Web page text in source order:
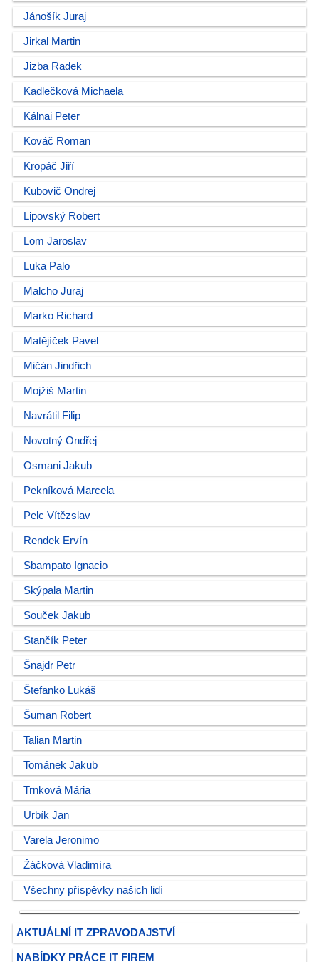
Jánošík Juraj
Jirkal Martin
Jizba Radek
Kadlečková Michaela
Kálnai Peter
Kováč Roman
Kropáč Jiří
Kubovič Ondrej
Lipovský Robert
Lom Jaroslav
Luka Palo
Malcho Juraj
Marko Richard
Matějíček Pavel
Mičán Jindřich
Mojžiš Martin
Navrátil Filip
Novotný Ondřej
Osmani Jakub
Pekníková Marcela
Pelc Vítězslav
Rendek Ervín
Sbampato Ignacio
Skýpala Martin
Souček Jakub
Stančík Peter
Šnajdr Petr
Štefanko Lukáš
Šuman Robert
Talian Martin
Tománek Jakub
Trnková Mária
Urbík Jan
Varela Jeronimo
Žáčková Vladimíra
Všechny příspěvky našich lidí
AKTUÁLNÍ IT ZPRAVODAJSTVÍ
NABÍDKY PRÁCE IT FIREM